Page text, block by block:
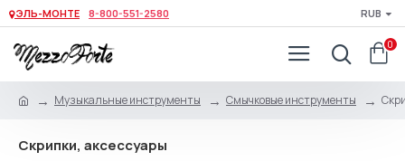
ЭЛЬ-МОНТЕ 8-800-551-2580 RUB
0
Музыкальные инструменты Смычковые инструменты
Скрипки, аксессуары